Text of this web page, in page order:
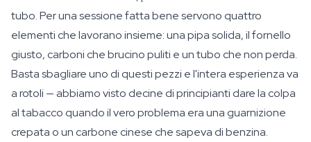
tubo. Per una sessione fatta bene servono quattro
elementi che lavorano insieme: una pipa solida, il fornello
giusto, carboni che brucino puliti e un tubo che non perda.
Basta sbagliare uno di questi pezzi e l'intera esperienza va
a rotoli — abbiamo visto decine di principianti dare la colpa
al tabacco quando il vero problema era una guarnizione
crepata o un carbone cinese che sapeva di benzina.